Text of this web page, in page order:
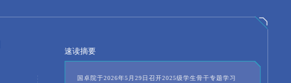
速读摘要
国卓院于2026年5月29日召开2025级学生骨干专题学习